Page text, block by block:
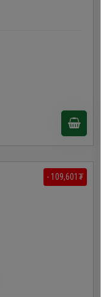
- 109,601₮